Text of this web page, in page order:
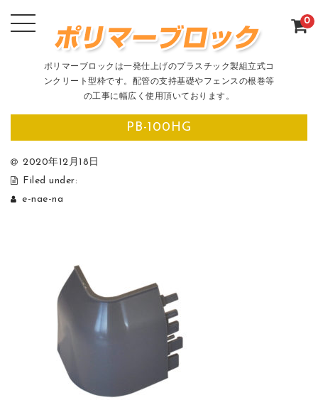
ポリマーブロックは一発仕上げのプラスチック製組立式コ
ンクリート型枠です。配管の支持基礎やフェンスの根巻等
の工事に幅広く使用頂いております。
0
PB-100HG
2020年12月18日
Filed under:
e-nae-na